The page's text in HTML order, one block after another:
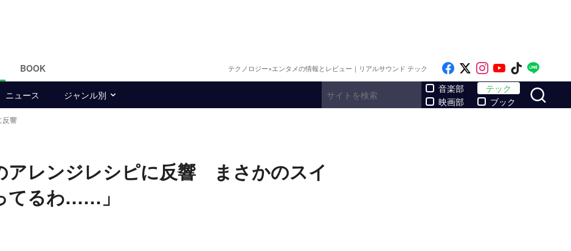
BOOK テクノロジー×エンタメの情報とレビュー｜リアルサウンド テック Like on Facebook
Follow on x
Follow on
Follow on
Follow
ニュース ジャンル別
音楽部
映画部
テック
ブック
反響
アレンジレシピに反響 まさかのスイ
てるわ……」